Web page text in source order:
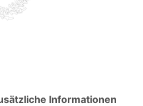
Informationen